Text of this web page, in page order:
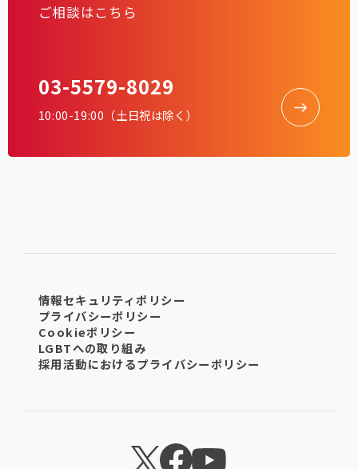
ご相談はこちら
03-5579-8029
10:00-19:00（土日祝は除く）
情報セキュリティポリシー
プライバシーポリシー
Cookieポリシー
LGBTへの取り組み
採用活動におけるプライバシーポリシー